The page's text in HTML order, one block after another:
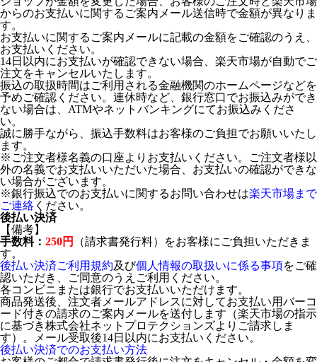
からのお支払いに関するご案内メール送信時で金額が異なりま
す。
お支払いに関するご案内メールに記載の金額をご確認のうえ、
お支払いください。
14日以内にお支払いが確認できない場合、楽天市場が自動でご
注文をキャンセルいたします。
振込の取扱時間はご利用される金融機関のホームページなどを
予めご確認ください。連休時など、銀行窓口でお振込みができ
ない場合は、ATMやネットバンキングにてお振込みくださ
い。
誠に勝手ながら、振込手数料はお客様のご負担でお願いいたし
ます。
※ご注文者様名義の口座よりお支払いください。ご注文者様以
外の名義でお支払いいただいた場合、お支払いの確認ができな
い場合がございます。
※銀行振込でのお支払いに関するお問い合わせは楽天市場まで
ご連絡 ください。
後払い決済
【備考】
手数料： 250円
（請求書発行料）をお客様にご負担いただきま
す。
後払い決済ご利用規約及び個人情報の取扱いに係る事項をご確
認いただき、ご同意のうえご利用ください。
各コンビニまたは銀行でお支払いいただけます。
商品発送後、注文者メールアドレスに対してお支払い用バーコ
ード付きの請求のご案内メールを送付します（楽天市場の指示
に基づき株式会社ネットプロテクションズよりご請求しま
す）。メール受取後14日以内にお支払いください。
後払い決済でのお支払い方法